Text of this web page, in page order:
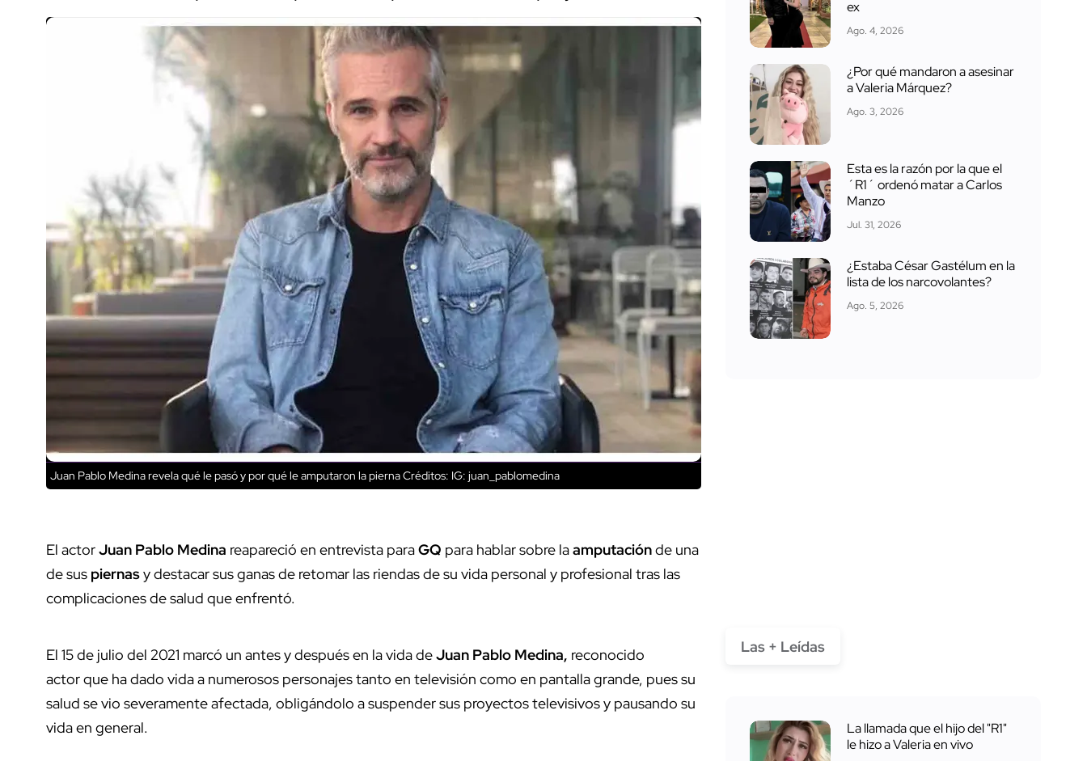
Juan Pablo Medina revela qué le pasó y por qué le amputaron la piernaCréditos: IG: juan_pablomedina
El actorJuan Pablo Medina reapareció en entrevista paraGQ para hablar sobre laamputaciónde una
de sus piernasy destacar sus ganas de retomar las riendas de su vida personal y profesional tras las
complicaciones de salud que enfrentó.
El 15 de julio del 2021 marcó un antes y después en la vida deJuan Pablo Medina, reconocido
actor que ha dado vida a numerosos personajes tanto en televisión como en pantalla grande, pues su
salud se vio severamente afectada, obligándolo a suspender sus proyectos televisivos y pausando su
vida en general.
ex
Ago. 4, 2026
¿Por qué mandaron a asesinar
a Valeria Márquez?
Ago. 3, 2026
Esta es la razón por la que el
´R1´ ordenó matar a Carlos
Manzo
Jul. 31, 2026
¿Estaba César Gastélum en la
lista de los narcovolantes?
Ago. 5, 2026
Las + Leídas
La llamada que el hijo del "R1"
le hizo a Valeria en vivo